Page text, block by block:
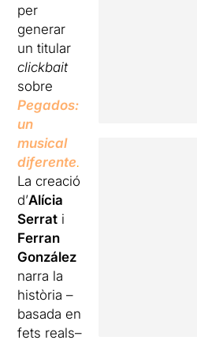
per
generar
un titular
clickbait
sobre
Pegados:
un
musical
diferente.
La creació
d’Alícia
Serrat i
Ferran
González
narra la
història –
basada en
fets reals–